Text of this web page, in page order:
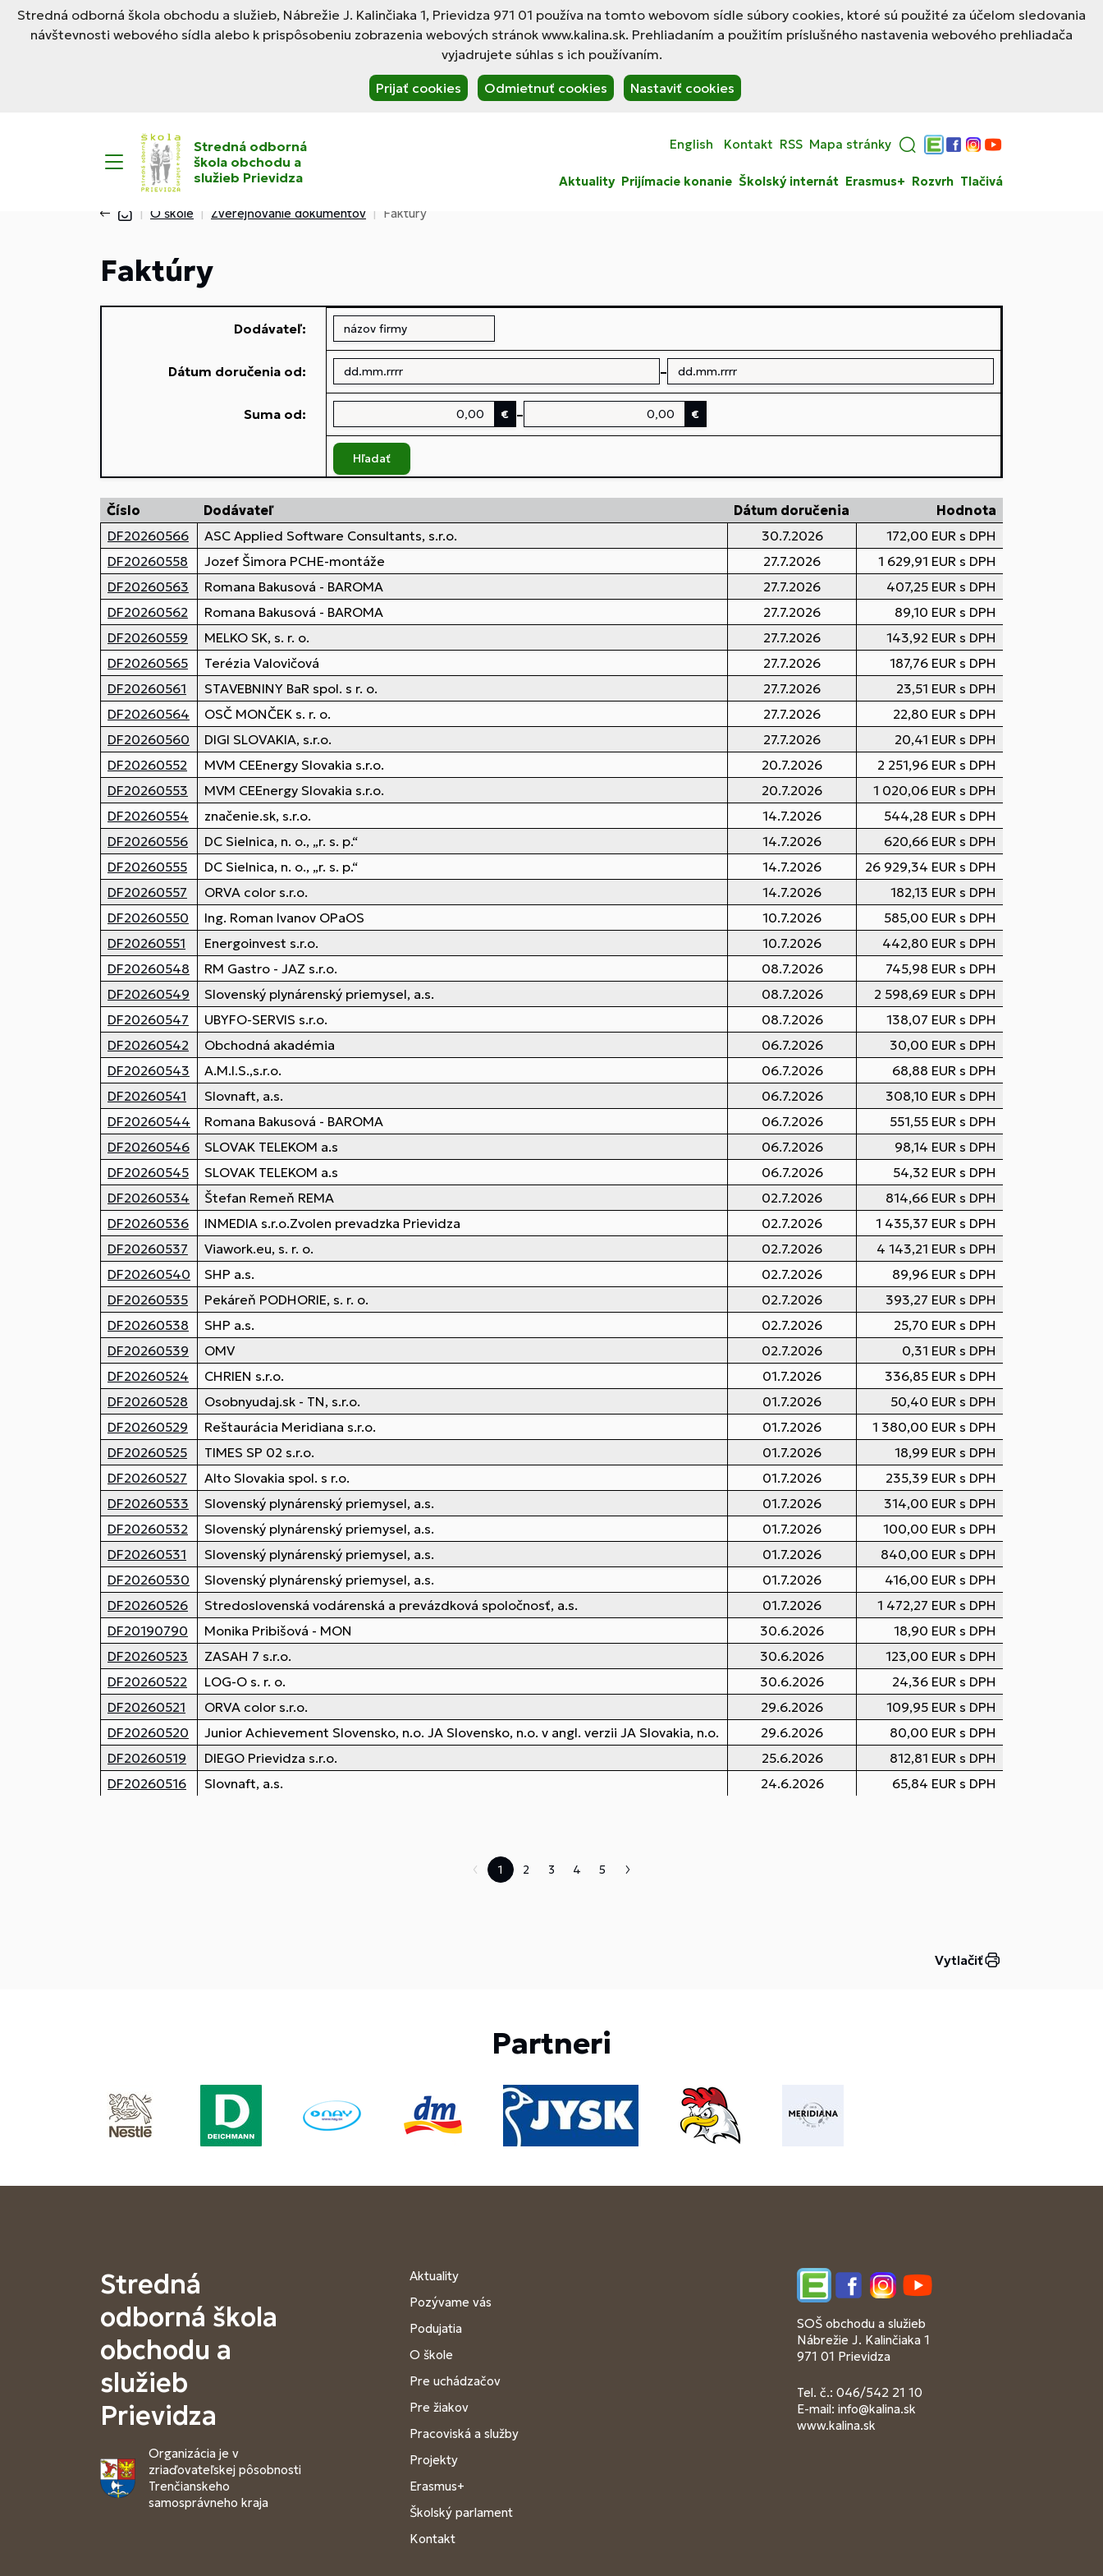
Stredná odborná škola obchodu a služieb, Nábrežie J. Kalinčiaka 1, Prievidza 971 01 používa na tomto webovom sídle súbory cookies, ktoré sú použité za účelom sledovania
návštevnosti webového sídla alebo k prispôsobeniu zobrazenia webových stránok www.kalina.sk. Prehliadaním a použitím príslušného nastavenia webového prehliadača
vyjadrujete súhlas s ich používaním.
Prijať cookies Odmietnuť cookies Nastaviť cookies
Stredná odborná
škola obchodu a
služieb Prievidza
English Kontakt RSS Mapa stránky
Edupage
Facebook
Instagram
YouTube
Aktuality Prijímacie konanie Školský internát Erasmus+ Rozvrh Tlačivá
O škole Zverejňovanie dokumentov Faktúry
Faktúry
Dodávateľ:
Dátum doručenia od: –
Suma od: € – €
Hľadať
Číslo Dodávateľ Dátum doručenia
Hodnota
DF20260566
ASC Applied Software Consultants, s.r.o. 30.7.2026
172,00 EUR s DPH
DF20260558
Jozef Šimora PCHE-montáže 27.7.2026
1 629,91 EUR s DPH
DF20260563
Romana Bakusová - BAROMA 27.7.2026
407,25 EUR s DPH
DF20260562
Romana Bakusová - BAROMA 27.7.2026
89,10 EUR s DPH
DF20260559
MELKO SK, s. r. o. 27.7.2026
143,92 EUR s DPH
DF20260565
Terézia Valovičová 27.7.2026
187,76 EUR s DPH
DF20260561
STAVEBNINY BaR spol. s r. o. 27.7.2026
23,51 EUR s DPH
DF20260564
OSČ MONČEK s. r. o. 27.7.2026
22,80 EUR s DPH
DF20260560
DIGI SLOVAKIA, s.r.o. 27.7.2026
20,41 EUR s DPH
DF20260552
MVM CEEnergy Slovakia s.r.o. 20.7.2026
2 251,96 EUR s DPH
DF20260553
MVM CEEnergy Slovakia s.r.o. 20.7.2026
1 020,06 EUR s DPH
DF20260554
značenie.sk, s.r.o. 14.7.2026
544,28 EUR s DPH
DF20260556
DC Sielnica, n. o., „r. s. p.“ 14.7.2026
620,66 EUR s DPH
DF20260555
DC Sielnica, n. o., „r. s. p.“ 14.7.2026
26 929,34 EUR s DPH
DF20260557
ORVA color s.r.o. 14.7.2026
182,13 EUR s DPH
DF20260550
Ing. Roman Ivanov OPaOS 10.7.2026
585,00 EUR s DPH
DF20260551
Energoinvest s.r.o. 10.7.2026
442,80 EUR s DPH
DF20260548
RM Gastro - JAZ s.r.o. 08.7.2026
745,98 EUR s DPH
DF20260549
Slovenský plynárenský priemysel, a.s. 08.7.2026
2 598,69 EUR s DPH
DF20260547
UBYFO-SERVIS s.r.o. 08.7.2026
138,07 EUR s DPH
DF20260542
Obchodná akadémia 06.7.2026
30,00 EUR s DPH
DF20260543
A.M.I.S.,s.r.o. 06.7.2026
68,88 EUR s DPH
DF20260541
Slovnaft, a.s. 06.7.2026
308,10 EUR s DPH
DF20260544
Romana Bakusová - BAROMA 06.7.2026
551,55 EUR s DPH
DF20260546
SLOVAK TELEKOM a.s 06.7.2026
98,14 EUR s DPH
DF20260545
SLOVAK TELEKOM a.s 06.7.2026
54,32 EUR s DPH
DF20260534
Štefan Remeň REMA 02.7.2026
814,66 EUR s DPH
DF20260536
INMEDIA s.r.o.Zvolen prevadzka Prievidza 02.7.2026
1 435,37 EUR s DPH
DF20260537
Viawork.eu, s. r. o. 02.7.2026
4 143,21 EUR s DPH
DF20260540
SHP a.s. 02.7.2026
89,96 EUR s DPH
DF20260535
Pekáreň PODHORIE, s. r. o. 02.7.2026
393,27 EUR s DPH
DF20260538
SHP a.s. 02.7.2026
25,70 EUR s DPH
DF20260539
OMV 02.7.2026
0,31 EUR s DPH
DF20260524
CHRIEN s.r.o. 01.7.2026
336,85 EUR s DPH
DF20260528
Osobnyudaj.sk - TN, s.r.o. 01.7.2026
50,40 EUR s DPH
DF20260529
Reštaurácia Meridiana s.r.o. 01.7.2026
1 380,00 EUR s DPH
DF20260525
TIMES SP 02 s.r.o. 01.7.2026
18,99 EUR s DPH
DF20260527
Alto Slovakia spol. s r.o. 01.7.2026
235,39 EUR s DPH
DF20260533
Slovenský plynárenský priemysel, a.s. 01.7.2026
314,00 EUR s DPH
DF20260532
Slovenský plynárenský priemysel, a.s. 01.7.2026
100,00 EUR s DPH
DF20260531
Slovenský plynárenský priemysel, a.s. 01.7.2026
840,00 EUR s DPH
DF20260530
Slovenský plynárenský priemysel, a.s. 01.7.2026
416,00 EUR s DPH
DF20260526
Stredoslovenská vodárenská a prevázdková spoločnosť, a.s. 01.7.2026
1 472,27 EUR s DPH
DF20190790
Monika Pribišová - MON 30.6.2026
18,90 EUR s DPH
DF20260523
ZASAH 7 s.r.o. 30.6.2026
123,00 EUR s DPH
DF20260522
LOG-O s. r. o. 30.6.2026
24,36 EUR s DPH
DF20260521
ORVA color s.r.o. 29.6.2026
109,95 EUR s DPH
DF20260520
Junior Achievement Slovensko, n.o. JA Slovensko, n.o. v angl. verzii JA Slovakia, n.o. 29.6.2026
80,00 EUR s DPH
DF20260519
DIEGO Prievidza s.r.o. 25.6.2026
812,81 EUR s DPH
DF20260516
Slovnaft, a.s. 24.6.2026 65,84 EUR s DPH
1 2 3 4 5
Vytlačiť
Partneri
Stredná
odborná škola
obchodu a
služieb
Prievidza
Organizácia je v
zriaďovateľskej pôsobnosti
Trenčianskeho
samosprávneho kraja
Aktuality
Pozývame vás
Podujatia
O škole
Pre uchádzačov
Pre žiakov
Pracoviská a služby
Projekty
Erasmus+
Školský parlament
Kontakt
EdupageFacebookInstagramYouTube
SOŠ obchodu a služieb
Nábrežie J. Kalinčiaka 1
971 01 Prievidza
Tel. č.: 046/542 21 10
E-mail: info@kalina.sk
www.kalina.sk